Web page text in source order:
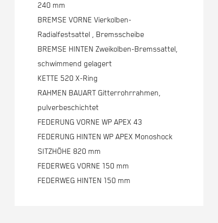
240 mm
BREMSE VORNE Vierkolben-
Radialfestsattel , Bremsscheibe
BREMSE HINTEN Zweikolben-Bremssattel,
schwimmend gelagert
KETTE 520 X-Ring
RAHMEN BAUART Gitterrohrrahmen,
pulverbeschichtet
FEDERUNG VORNE WP APEX 43
FEDERUNG HINTEN WP APEX Monoshock
SITZHÖHE 820 mm
FEDERWEG VORNE 150 mm
FEDERWEG HINTEN 150 mm